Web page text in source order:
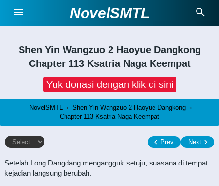
NovelSMTL
Shen Yin Wangzuo 2 Haoyue Dangkong
Chapter 113 Ksatria Naga Keempat
Yuk donasi dengan klik di sini
NovelSMTL › Shen Yin Wangzuo 2 Haoyue Dangkong ›
Chapter 113 Ksatria Naga Keempat
Prev Next
Setelah Long Dangdang mengangguk setuju, suasana di tempat
kejadian langsung berubah.